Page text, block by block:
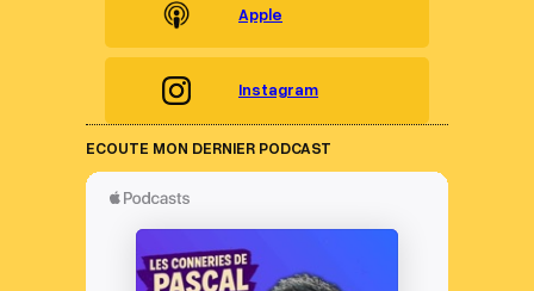
Apple
Instagram
ECOUTE MON DERNIER PODCAST